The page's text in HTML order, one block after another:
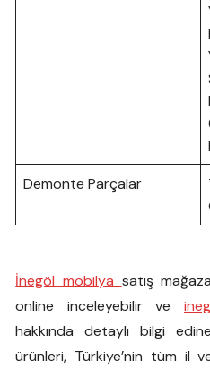
Demonte Parçalar
İnegöl mobilya satış
online inceleyebilir ve
hakkında detaylı bilgi
ürünleri, Türkiye’nin tüm il